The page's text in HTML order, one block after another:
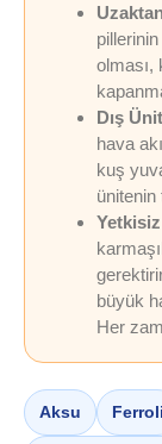
olması,
Dış
hava
kuş
ünitenin
büyük
Her
Aksu Ferroli